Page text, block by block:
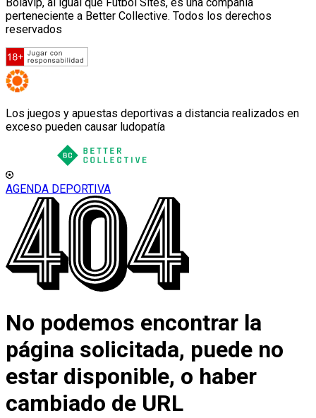
perteneciente a Better Collective. Todos los derechos
reservados
Los juegos y apuestas deportivas a distancia realizados en
exceso pueden causar ludopatía
AGENDA DEPORTIVA
No podemos encontrar la
página solicitada, puede no
estar disponible, o haber
cambiado de URL